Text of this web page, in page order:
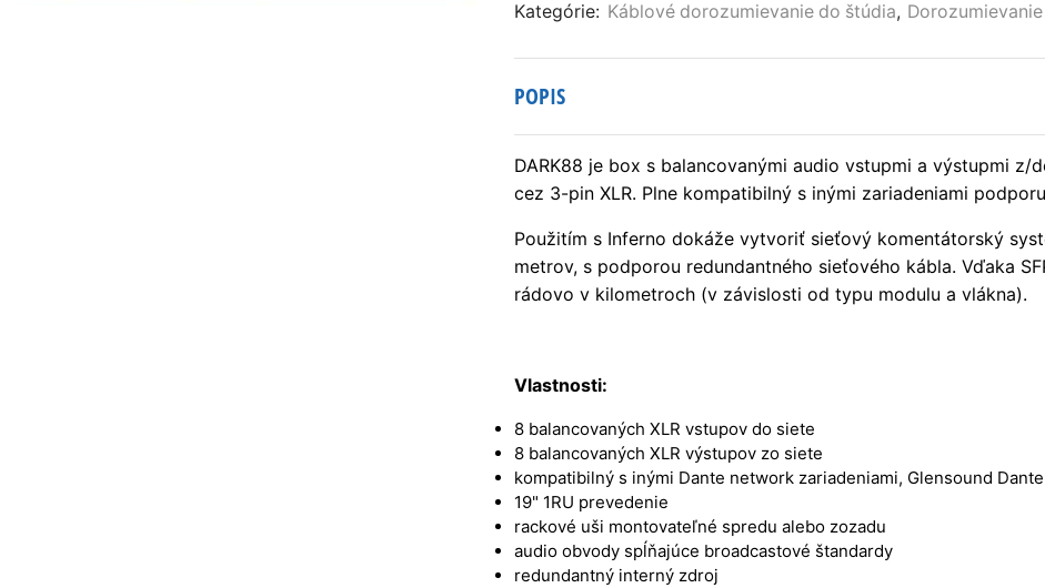
Kategórie: Káblové dorozumievanie do štúdia,
POPIS
DARK88 je box s balancovanými audio vstupmi a výstupmi
cez 3-pin XLR. Plne kompatibilný s inými zariadeniami
Použitím s Inferno dokáže vytvoriť sieťový komentátorský
metrov, s podporou redundantného sieťového kábla. Vďaka
rádovo v kilometroch (v závislosti od typu modulu a vlákna).
Vlastnosti:
8 balancovaných XLR vstupov do siete
8 balancovaných XLR výstupov zo siete
kompatibilný s inými Dante network zariadeniami, Glensound
19" 1RU prevedenie
rackové uši montovateľné spredu alebo zozadu
audio obvody spĺňajúce broadcastové štandardy
redundantný interný zdroj